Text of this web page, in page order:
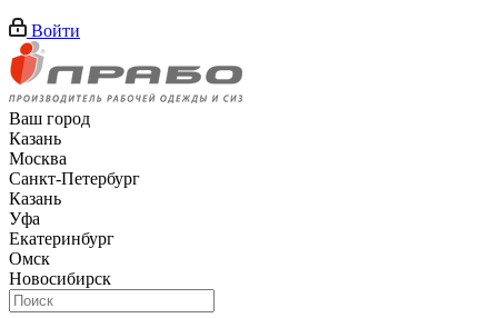
Войти
Ваш город
Казань
Москва
Санкт-Петербург
Казань
Уфа
Екатеринбург
Омск
Новосибирск